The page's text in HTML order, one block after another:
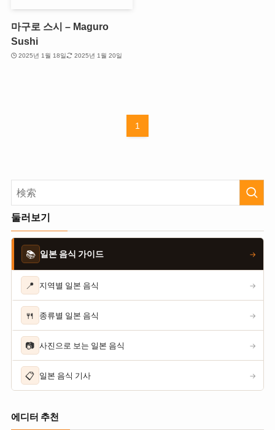
마구로 스시 – Maguro
Sushi
2025년 1월 18일 2025년 1월 20일
1
둘러보기
📚 일본 음식 가이드 →
📍 지역별 일본 음식 →
🍴 종류별 일본 음식 →
📷 사진으로 보는 일본 음식 →
📋 일본 음식 기사 →
에디터 추천